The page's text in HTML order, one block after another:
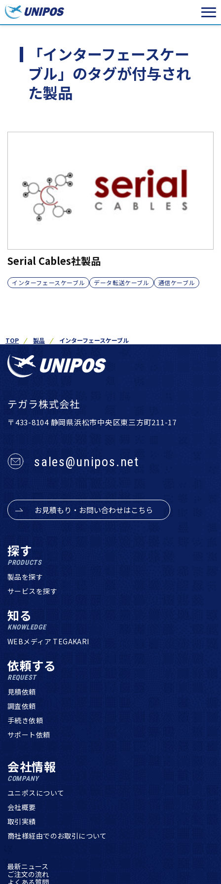
「インターフェースケー
ブル」のタグが付与され
た製品
Serial Cables社製品
インターフェースケーブル データ転送ケーブル 通信ケーブル
TOP 製品 インターフェースケーブル
テガラ株式会社
〒433-8104 静岡県浜松市中央区東三方町211-17
sales@unipos.net
お見積もり・お問い合わせはこちら
探す
PRODUCTS
製品を探す
サービスを探す
知る
KNOWLEDGE
WEBメディア TEGAKARI
依頼する
REQUEST
見積依頼
調査依頼
手続き依頼
サポート依頼
会社情報
COMPANY
ユニポスについて
会社概要
取引実績
商社様経由でのお取引について
最新ニュース
ご注文の流れ